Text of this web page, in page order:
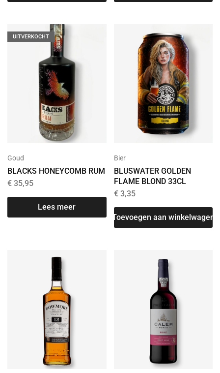
UITVERKOCHT
Goud
BLACKS HONEYCOMB RUM
€ 35,95
Lees meer
Bier
BLUSWATER GOLDEN
FLAME BLOND 33CL
€3,35
Toevoegen aan winkelwagen